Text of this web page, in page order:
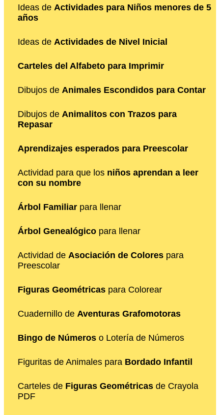
Ideas de Actividades para Niños menores de 5
años
Ideas de Actividades de Nivel Inicial
Carteles del Alfabeto para Imprimir
Dibujos de Animales Escondidos para Contar
Dibujos de Animalitos con Trazos para
Repasar
Aprendizajes esperados para Preescolar
Actividad para que los niños aprendan a leer
con su nombre
Árbol Familiar para llenar
Árbol Genealógico para llenar
Actividad de Asociación de Colores para
Preescolar
Figuras Geométricas para Colorear
Cuadernillo de Aventuras Grafomotoras
Bingo de Números o Lotería de Números
Figuritas de Animales para Bordado Infantil
Carteles de Figuras Geométricas de Crayola
PDF